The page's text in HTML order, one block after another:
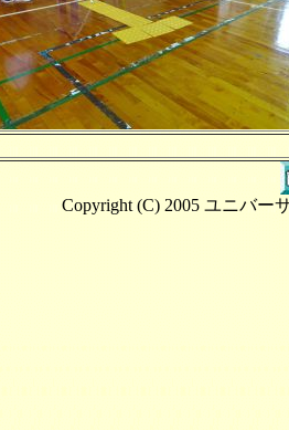
Copyright (C) 2005 ユニバ